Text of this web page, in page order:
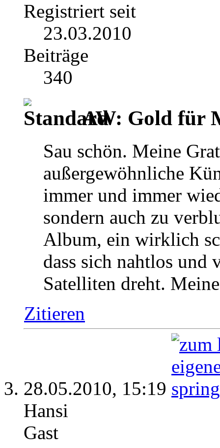
Registriert seit
23.03.2010
Beiträge
340
AW: Gold für
Sau schön. Meine
außergewöhnliche
immer und immer
sondern auch zu
Album, ein wirklich
dass sich nahtlos und
Satelliten dreht.
Zitieren
28.05.2010, 15:19
Hansi
Gast